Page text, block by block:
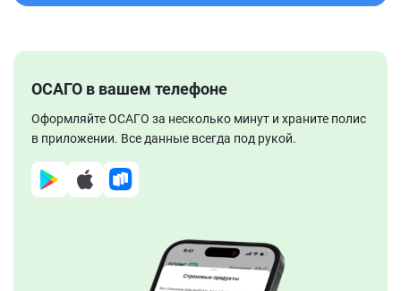
ОСАГО в вашем телефоне
Оформляйте ОСАГО за несколько минут и храните полис
в приложении. Все данные всегда под рукой.